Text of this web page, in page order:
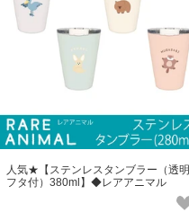
人気★【ステンレスタンブラー（透明
フタ付）380ml】◆レアアニマル